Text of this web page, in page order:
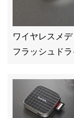
ワイヤレスメ
フラッシュド